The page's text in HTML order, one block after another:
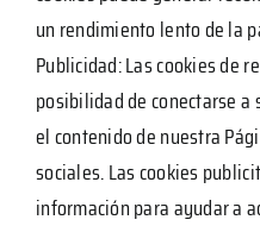
un rendimiento lento de la
Publicidad: Las cookies de
posibilidad de conectarse
el contenido de nuestra
sociales. Las cookies
información para ayudar a